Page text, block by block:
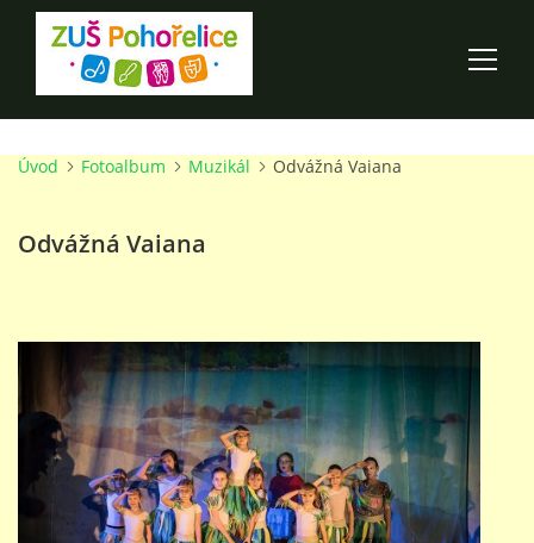
ÚVOD
100 LET ZUŠ POHOŘELICE
O ŠKOLE
PRO RODIČE
TALENTOVÉ ZKOUŠKY
Úvod Fotoalbum Muzikál Odvážná Vaiana
Odvážná Vaiana